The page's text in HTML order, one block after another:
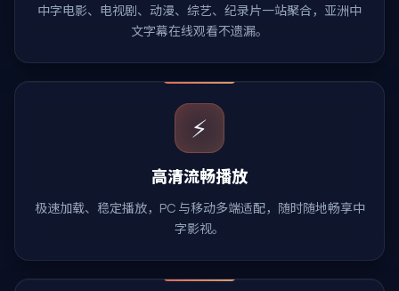
中字电影、电视剧、动漫、综艺、纪录片一站聚合，亚洲中
文字幕在线观看不遗漏。
⚡
高清流畅播放
极速加载、稳定播放，PC 与移动多端适配，随时随地畅享中
字影视。